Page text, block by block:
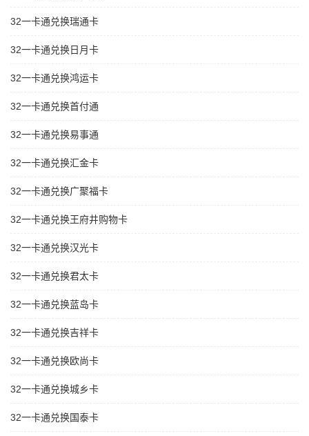
32一卡通兑换瑞通卡
32一卡通兑换日月卡
32一卡通兑换鸿运卡
32一卡通兑换首付通
32一卡通兑换易事通
32一卡通兑换汇金卡
32一卡通兑换广聚福卡
32一卡通兑换王府井购物卡
32一卡通兑换汉光卡
32一卡通兑换君太卡
32一卡通兑换蓝岛卡
32一卡通兑换吉祥卡
32一卡通兑换欧尚卡
32一卡通兑换城乡卡
32一卡通兑换国泰卡